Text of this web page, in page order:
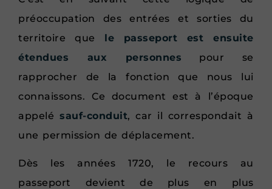
préoccupation des entrées et sorties du
territoire que le passeport est ensuite
étendues aux personnes pour se
rapprocher de la fonction que nous lui
connaissons. Ce document est à l’époque
appelésauf-conduit, car il correspondait à
une permission de déplacement.
Dès les années 1720, le recours au
passeport devient de plus en plus